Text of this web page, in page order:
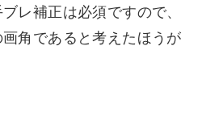
レ補正は必須ですので、
角であると考えたほうが